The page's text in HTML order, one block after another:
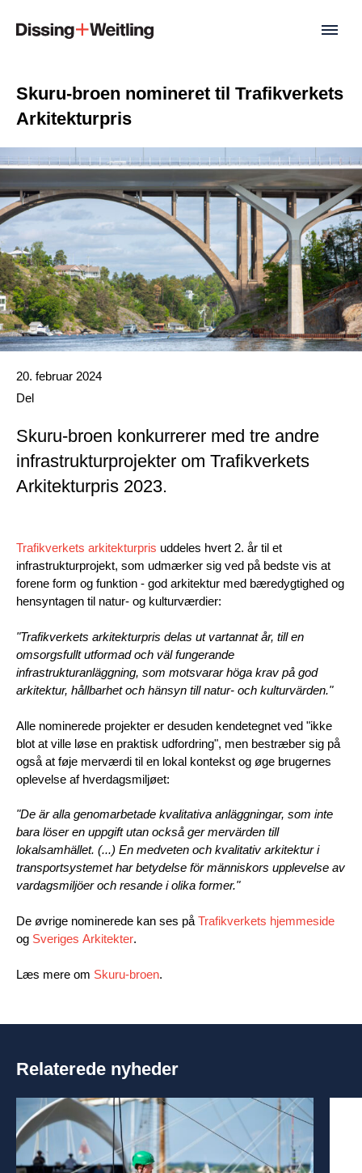
Skuru-broen nomineret til Trafikverkets
Arkitekturpris
Date published
20. februar 2024
Skuru-broen konkurrerer med tre andre
infrastrukturprojekter om Trafikverkets
Arkitekturpris 2023.
Del
Trafikverkets arkitekturpris uddeles hvert 2. år til et
infrastrukturprojekt, som udmærker sig ved på bedste vis at
forene form og funktion - god arkitektur med bæredygtighed og
hensyntagen til natur- og kulturværdier:
"Trafikverkets arkitekturpris delas ut vartannat år, till en
omsorgsfullt utformad och väl fungerande
infrastrukturanläggning, som motsvarar höga krav på god
arkitektur, hållbarhet och hänsyn till natur- och kulturvärden."
Alle nominerede projekter er desuden kendetegnet ved "ikke
blot at ville løse en praktisk udfordring", men bestræber sig på
også at føje merværdi til en lokal kontekst og øge brugernes
oplevelse af hverdagsmiljøet:
"De är alla genomarbetade kvalitativa anläggningar, som inte
bara löser en uppgift utan också ger mervärden till
lokalsamhället. (...) En medveten och kvalitativ arkitektur i
transportsystemet har betydelse för människors upplevelse av
vardagsmiljöer och resande i olika former."
De øvrige nominerede kan ses på Trafikverkets hjemmeside
og Sveriges Arkitekter.
Læs mere om Skuru-broen.
Relaterede nyheder